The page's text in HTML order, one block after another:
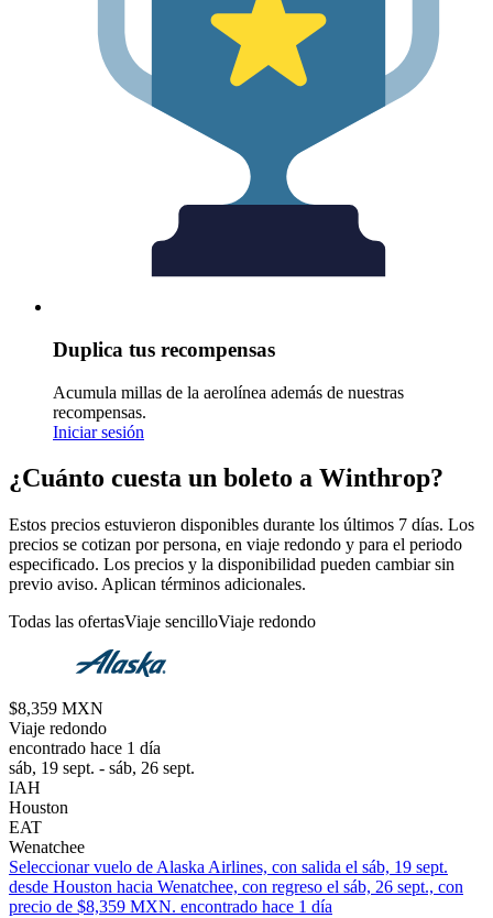
Duplica tus recompensas
Acumula millas de la aerolínea además de nuestras
recompensas.
Iniciar sesión
¿Cuánto cuesta un boleto a Winthrop?
Estos precios estuvieron disponibles durante los últimos 7 días. Los
precios se cotizan por persona, en viaje redondo y para el periodo
especificado. Los precios y la disponibilidad pueden cambiar sin
previo aviso. Aplican términos adicionales.
Todas las ofertasViaje sencilloViaje redondo
$8,359 MXN
Viaje redondo
encontrado hace 1 día
sáb, 19 sept. - sáb, 26 sept.
IAH
Houston
EAT
Wenatchee
Seleccionar vuelo de Alaska Airlines, con salida el sáb, 19 sept.
desde Houston hacia Wenatchee, con regreso el sáb, 26 sept., con
precio de $8,359 MXN. encontrado hace 1 día